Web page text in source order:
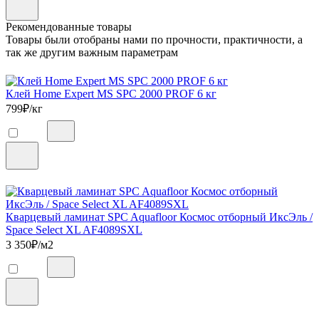
Рекомендованные товары
Товары были отобраны нами по прочности, практичности, а
так же другим важным параметрам
Клей Home Expert MS SPC 2000 PROF 6 кг
799₽/кг
Кварцевый ламинат SPC Aquafloor Космос отборный ИксЭль /
Space Select XL AF4089SXL
3 350₽/м2